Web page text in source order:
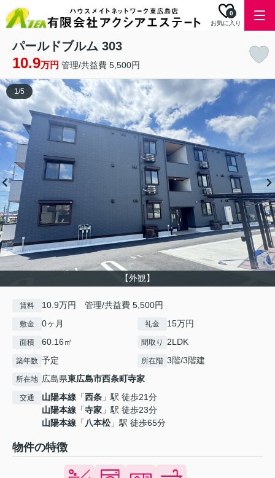
お気に入り
0
パールドブルム 303
10.9万円 管理/共益費 5,500円
【外観】
1/5
賃料 10.9万円 管理/共益費 5,500円
敷金 0ヶ月 礼金 15万円
面積 60.16㎡ 間取り 2LDK
築年数 予定 所在階 3階/3階建
所在地 広島県東広島市西条町寺家
交通 山陽本線 「西条 」駅 徒歩21分
山陽本線 「寺家 」駅 徒歩23分
山陽本線 「八本松」駅 徒歩65分
物件の特徴